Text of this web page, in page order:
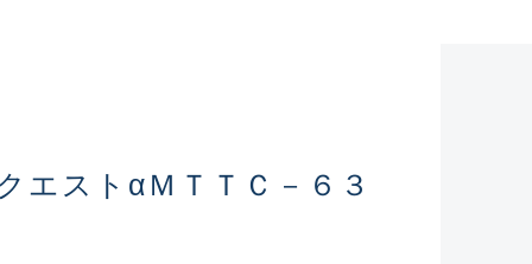
エストαＭＴＴＣ－６３